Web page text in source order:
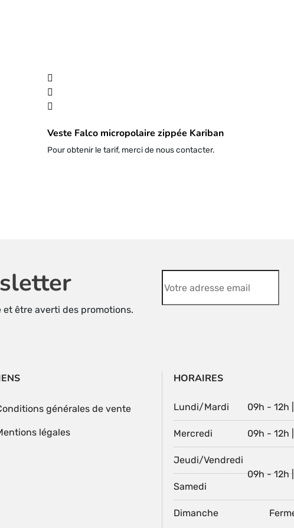
Veste Falco micropolaire zippée Kariban
Pour obtenir le tarif, merci de nous contacter.
être averti des promotions.
générales de vente
légales
HORAIRES
Lundi/Mardi 09h - 12h
Mercredi 09h - 12h
Jeudi/Vendredi
09h - 12h
Samedi
Dimanche